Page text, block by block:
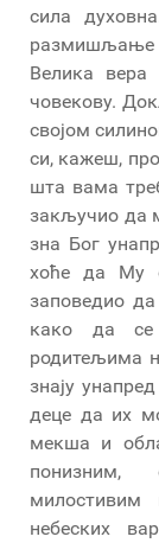
сила
Велика
човекову.
својом
си, кажеш,
шта вама
закључио да
зна Бог
хоће да Му
заповедио
како да се
родитељима
знају
деце да их
мекша и
понизним,
небеских